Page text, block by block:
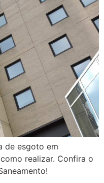
de esgoto em
realizar. Confira o